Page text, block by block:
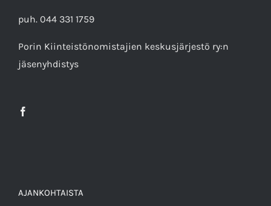
puh. 044 331 1759
Porin Kiinteistönomistajien keskusjärjestö ry:n
jäsenyhdistys
AJANKOHTAISTA